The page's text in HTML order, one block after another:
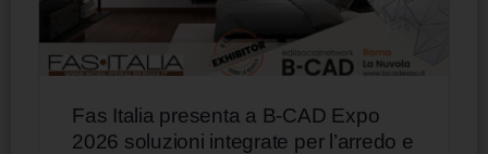
Fas Italia presenta a B-CAD Expo
2026 soluzioni integrate per l’arredo e